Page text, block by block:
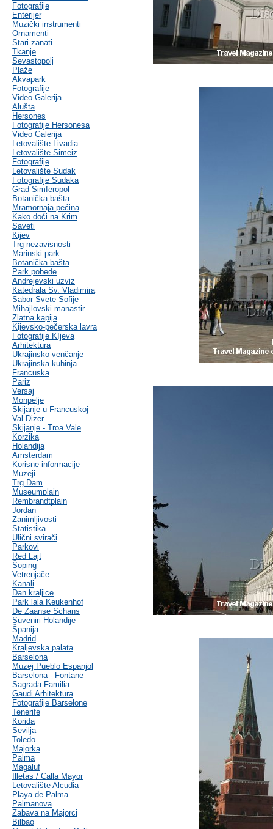
Fotografije
Enterijer
Muzički instrumenti
Ornamenti
Stari zanati
Tkanje
Sevastopolj
Plaže
Akvapark
Fotografije
Video Galerija
Alušta
Hersones
Fotografije Hersonesa
Video Galerija
Letovalište Livadia
Letovalište Simeiz
Fotografije
Letovalište Sudak
Fotografije Sudaka
Grad Simferopol
Botanička bašta
Mramornaja pećina
Kako doći na Krim
Saveti
Kijev
Trg nezavisnosti
Marinski park
Botanička bašta
Park pobede
Andrejevski uzviz
Katedrala Sv. Vladimira
Sabor Svete Sofije
Mihajlovski manastir
Zlatna kapija
Kijevsko-pečerska lavra
Fotografije KIjeva
Arhitektura
Ukrajinsko venčanje
Ukrajinska kuhinja
Francuska
Pariz
Versaj
Monpelje
Skijanje u Francuskoj
Val Dizer
Skijanje - Troa Vale
Korzika
Holandija
Amsterdam
Korisne informacije
Muzeji
Trg Dam
Museumplain
Rembrandtplain
Jordan
Zanimljivosti
Statistika
Ulični svirači
Parkovi
Red Lajt
Šoping
Vetrenjače
Kanali
Dan kraljice
Park lala Keukenhof
De Zaanse Schans
Suveniri Holandije
Španija
Madrid
Kraljevska palata
Barselona
Muzej Pueblo Espanjol
Barselona - Fontane
Sagrada Familia
Gaudi Arhitektura
Fotografije Barselone
Tenerife
Korida
Sevilja
Toledo
Majorka
Palma
Magaluf
Illetas / Calla Mayor
Letovalište Alcudia
Playa de Palma
Palmanova
Zabava na Majorci
Bilbao